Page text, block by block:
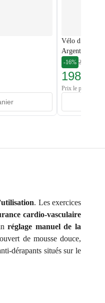
Vélo
Argenté
-16% 235,99 €
198,00
Prix le plus bas:
. Les exercices
cardio-vasculaire
réglage manuel de la
de mousse douce,
dérapants situés sur le